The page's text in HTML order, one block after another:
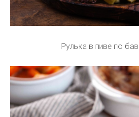
Рулька в пиве по